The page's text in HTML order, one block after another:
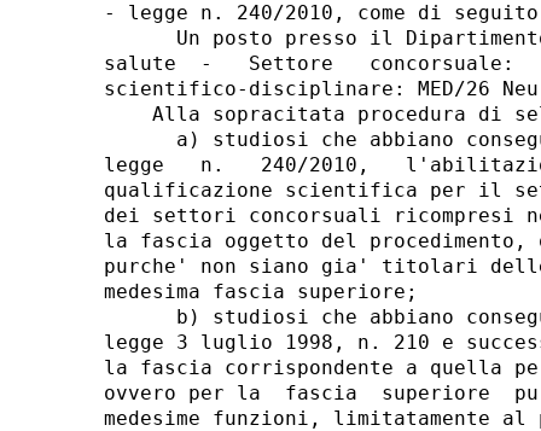
- legge n. 240/2010, come di
Un posto presso il
salute  -   Settore   concorsuale:
scientifico-disciplinare: MED/26
Alla sopracitata procedura di
a) studiosi che abbiano
legge   n.   240/2010,
qualificazione scientifica per il
dei settori concorsuali ricompresi
la fascia oggetto del
purche' non siano gia' titolari
medesima fascia superiore;
b) studiosi che abbiano
legge 3 luglio 1998, n. 210 e
la fascia corrispondente a quella
ovvero per la  fascia  superiore
medesime funzioni, limitatamente